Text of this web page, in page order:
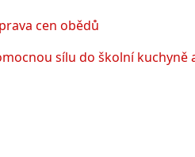
cen obědů
sílu do školní kuchyně